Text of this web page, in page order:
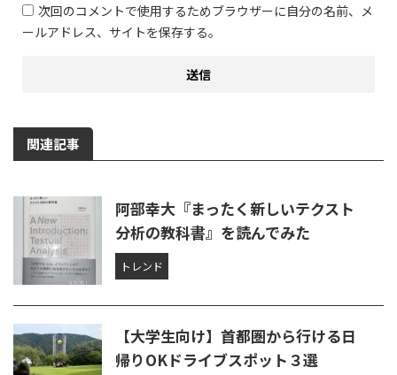
次回のコメントで使用するためブラウザーに自分の名前、メ
ールアドレス、サイトを保存する。
関連記事
阿部幸大『まったく新しいテクスト
分析の教科書』を読んでみた
トレンド
【大学生向け】首都圏から行ける日
帰りOKドライブスポット３選